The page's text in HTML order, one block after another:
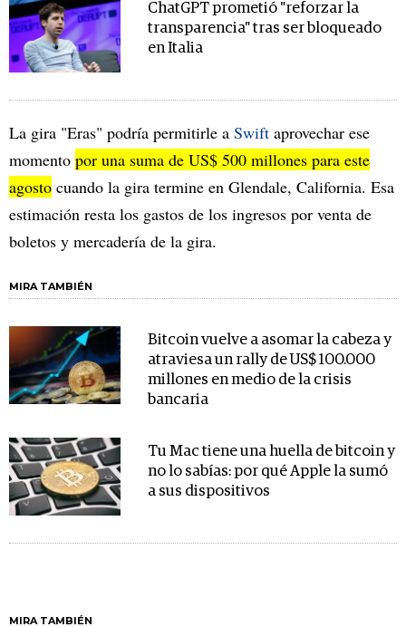
ChatGPT prometió "reforzar la
transparencia" tras ser bloqueado
en Italia
La gira "Eras" podría permitirle a Swift aprovechar ese
momento por una suma de US$ 500 millones para este
agosto cuando la gira termine en Glendale, California. Esa
estimación resta los gastos de los ingresos por venta de
boletos y mercadería de la gira.
MIRA TAMBIÉN
Bitcoin vuelve a asomar la cabeza y
atraviesa un rally de US$ 100.000
millones en medio de la crisis
bancaria
Tu Mac tiene una huella de bitcoin y
no lo sabías: por qué Apple la sumó
a sus dispositivos
MIRA TAMBIÉN